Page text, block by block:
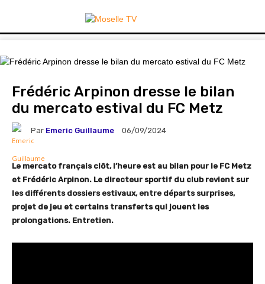
Frédéric Arpinon dresse le bilan
du mercato estival du FC Metz
Par Emeric Guillaume 06/09/2024
Le mercato français clôt, l’heure est au bilan pour le FC Metz
et Frédéric Arpinon. Le directeur sportif du club revient sur
les différents dossiers estivaux, entre départs surprises,
projet de jeu et certains transferts qui jouent les
prolongations. Entretien.